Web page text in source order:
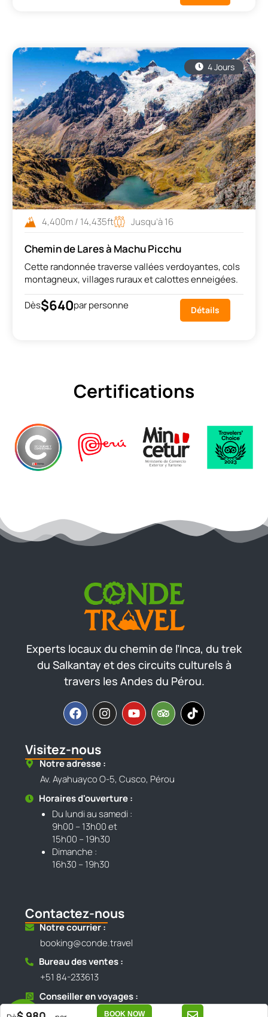
BOOK NOW
4 Jours
4,400m / 14,435ft Jusqu’à 16
Chemin de Lares à Machu Picchu
Cette randonnée traverse vallées verdoyantes, cols
montagneux, villages ruraux et calottes enneigées.
Dès$640par personne Détails
Certifications
Experts locaux du chemin de l’Inca, du trek
du Salkantay et des circuits culturels à
travers les Andes du Pérou.
Visitez-nous
Notre adresse :
Av. Ayahuayco O-5, Cusco, Pérou
Horaires d'ouverture :
Du lundi au samedi :
9h00 – 13h00 et
15h00 – 19h30
Dimanche :
16h30 – 19h30
Contactez-nous
Notre courrier :
booking@conde.travel
Bureau des ventes :
+51 84-233613
Conseiller en voyages :
+51 984 800 095